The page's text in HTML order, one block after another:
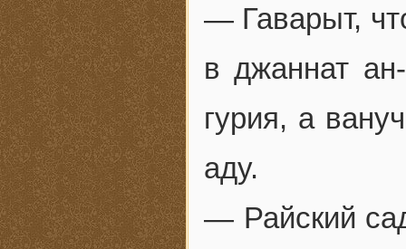
— Гаварыт,
в джаннат
гурия, а
аду.
— Райский